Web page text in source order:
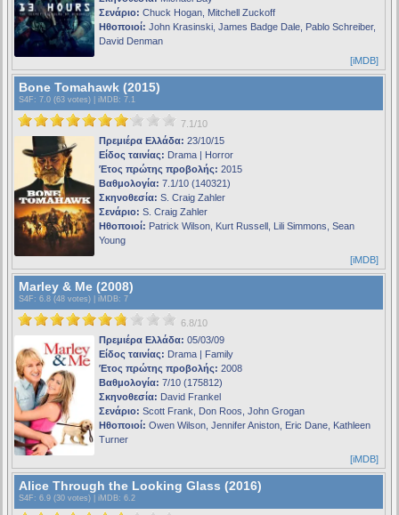
Σενάριο: Chuck Hogan, Mitchell Zuckoff
Ηθοποιοί: John Krasinski, James Badge Dale, Pablo Schreiber,
David Denman
[iMDB]
Bone Tomahawk (2015)
S4F : 7.0 (63 votes) | iMDB: 7.1
7.1/10
Πρεμιέρα Ελλάδα: 23/10/15
Είδος ταινίας: Drama | Horror
Έτος πρώτης προβολής: 2015
Βαθμολογία: 7.1/10 (140321)
Σκηνοθεσία: S. Craig Zahler
Σενάριο: S. Craig Zahler
Ηθοποιοί: Patrick Wilson, Kurt Russell, Lili Simmons, Sean
Young
[iMDB]
Marley & Me (2008)
S4F : 6.8 (48 votes) | iMDB: 7
6.8/10
Πρεμιέρα Ελλάδα: 05/03/09
Είδος ταινίας: Drama | Family
Έτος πρώτης προβολής: 2008
Βαθμολογία: 7/10 (175812)
Σκηνοθεσία: David Frankel
Σενάριο: Scott Frank, Don Roos, John Grogan
Ηθοποιοί: Owen Wilson, Jennifer Aniston, Eric Dane, Kathleen
Turner
[iMDB]
Alice Through the Looking Glass (2016)
S4F : 6.9 (30 votes) | iMDB: 6.2